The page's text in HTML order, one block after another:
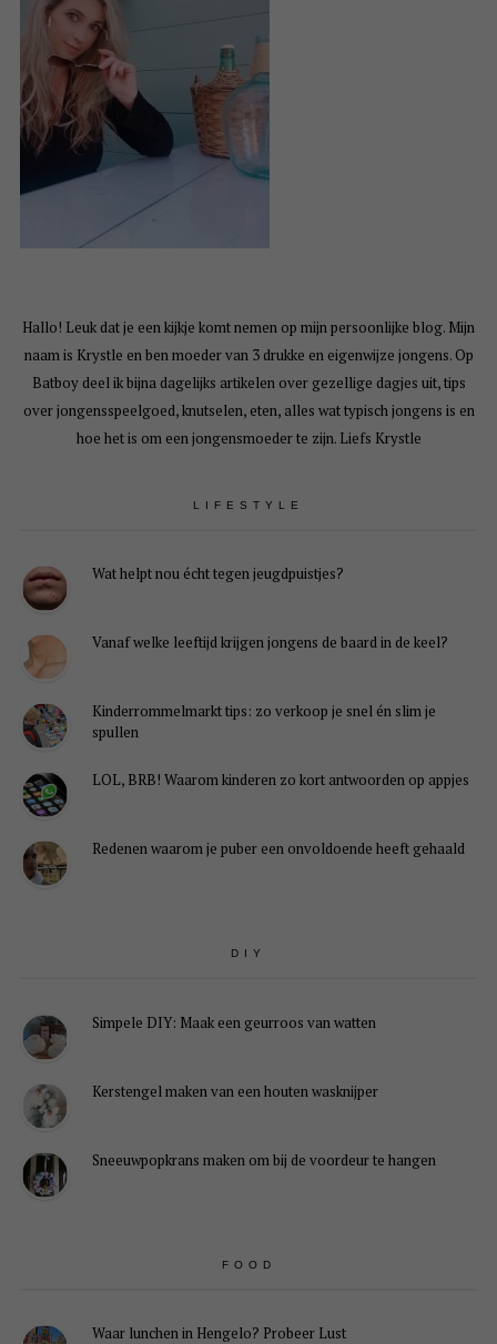
Hallo! Leuk dat je een kijkje komt nemen op mijn persoonlijke blog. Mijn
naam is Krystle en ben moeder van 3 drukke en eigenwijze jongens. Op
Batboy deel ik bijna dagelijks artikelen over gezellige dagjes uit, tips
over jongensspeelgoed, knutselen, eten, alles wat typisch jongens is en
hoe het is om een jongensmoeder te zijn. Liefs Krystle
LIFESTYLE
Wat helpt nou écht tegen jeugdpuistjes?
Vanaf welke leeftijd krijgen jongens de baard in de keel?
Kinderrommelmarkt tips: zo verkoop je snel én slim je
spullen
LOL, BRB! Waarom kinderen zo kort antwoorden op appjes
Redenen waarom je puber een onvoldoende heeft gehaald
DIY
Simpele DIY: Maak een geurroos van watten
Kerstengel maken van een houten wasknijper
Sneeuwpopkrans maken om bij de voordeur te hangen
FOOD
Waar lunchen in Hengelo? Probeer Lust